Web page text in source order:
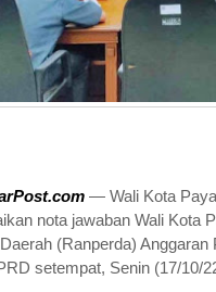
— Wali Kota
nota jawaban Wali Kota
(Ranperda)
setempat, Senin (17/10/